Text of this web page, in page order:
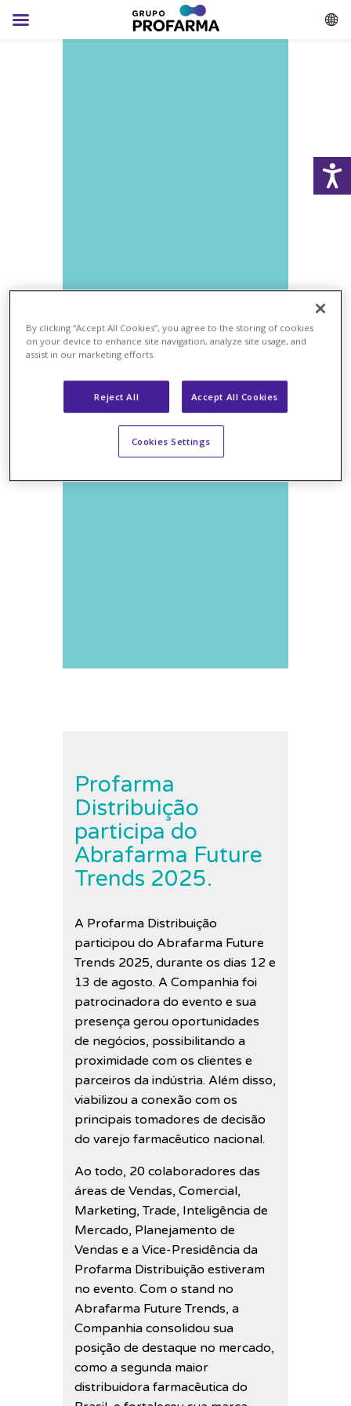
NOTÍCIAS
Profarma
Distribuição
participa do
Abrafarma Future
Trends 2025.
A Profarma Distribuição
participou do Abrafarma Future
Trends 2025, durante os dias 12 e
13 de agosto. A Companhia foi
patrocinadora do evento e sua
presença gerou oportunidades
de negócios, possibilitando a
proximidade com os clientes e
parceiros da indústria. Além disso,
viabilizou a conexão com os
principais tomadores de decisão
do varejo farmacêutico nacional.
Ao todo, 20 colaboradores das
áreas de Vendas, Comercial,
Marketing, Trade, Inteligência de
Mercado, Planejamento de
Vendas e a Vice-Presidência da
Profarma Distribuição estiveram
no evento. Com o stand no
Abrafarma Future Trends, a
Companhia consolidou sua
posição de destaque no mercado,
como a segunda maior
distribuidora farmacêutica do
By clicking “Accept All Cookies”, you agree to the storing of cookies
on your device to enhance site navigation, analyze site usage, and
assist in our marketing efforts.
Reject All Accept All Cookies
Cookies Settings